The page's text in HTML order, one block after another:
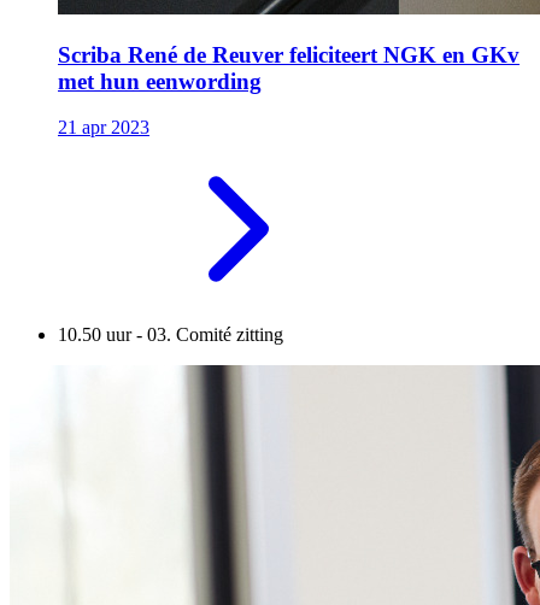
Scriba René de Reuver feliciteert NGK en GKv
met hun eenwording
21 apr 2023
10.50 uur - 03. Comité zitting